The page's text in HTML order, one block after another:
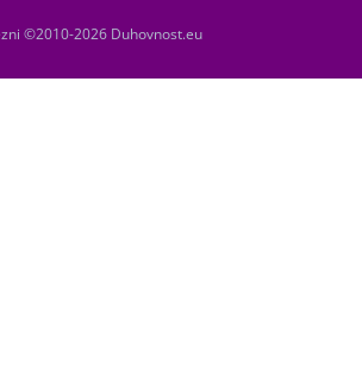
©2010-2026 Duhovnost.eu